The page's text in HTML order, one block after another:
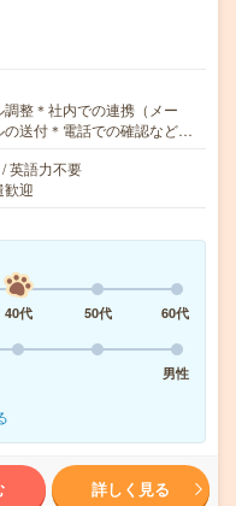
整＊社内での連携（メー
の送付＊電話での確認など…
英語力不要
迎
40代 50代
60代
男性
詳しく見る